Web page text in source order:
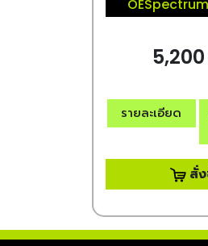
OESpectrum
รายละเอียด
สั่